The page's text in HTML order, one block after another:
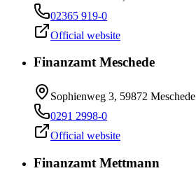
02365 919-0
Official website
Finanzamt Meschede
Sophienweg 3, 59872 Meschede
0291 2998-0
Official website
Finanzamt Mettmann